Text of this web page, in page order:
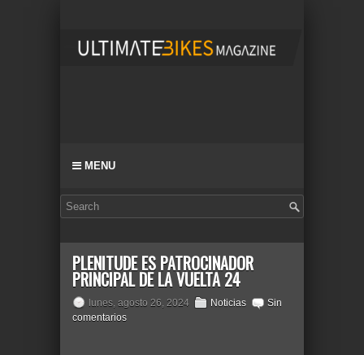
MENU
PLENITUDE ES PATROCINADOR
PRINCIPAL DE LA VUELTA 24
lunes, agosto 26, 2024 Noticias
Sin
comentarios